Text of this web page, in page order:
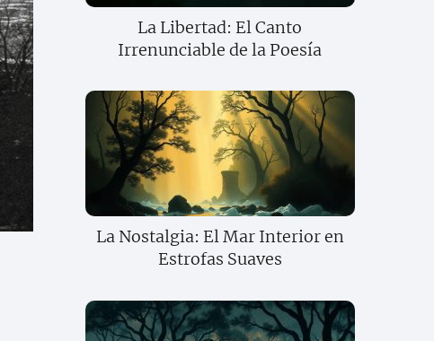
La Libertad: El Canto
Irrenunciable de la Poesía
La Nostalgia: El Mar Interior en
Estrofas Suaves